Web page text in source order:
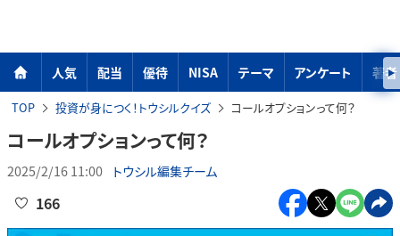
人気 配当 優待 NISA テーマ アンケート 著者
TOP 投資が身につく！トウシルクイズ コールオプションって何？
コールオプションって何？
2025/2/16 11:00 トウシル編集チーム
166